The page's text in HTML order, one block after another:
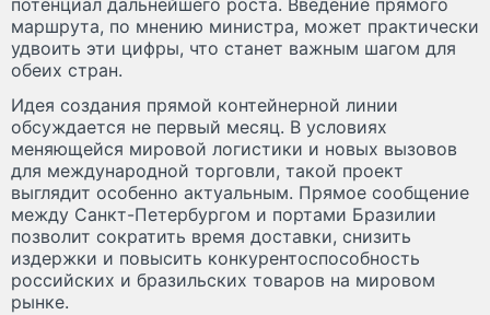
потенциал дальнейшего роста. Введение прямого
маршрута, по мнению министра, может практически
удвоить эти цифры, что станет важным шагом для
обеих стран.
Идея создания прямой контейнерной линии
обсуждается не первый месяц. В условиях
меняющейся мировой логистики и новых вызовов
для международной торговли, такой проект
выглядит особенно актуальным. Прямое сообщение
между Санкт-Петербургом и портами Бразилии
позволит сократить время доставки, снизить
издержки и повысить конкурентоспособность
российских и бразильских товаров на мировом
рынке.